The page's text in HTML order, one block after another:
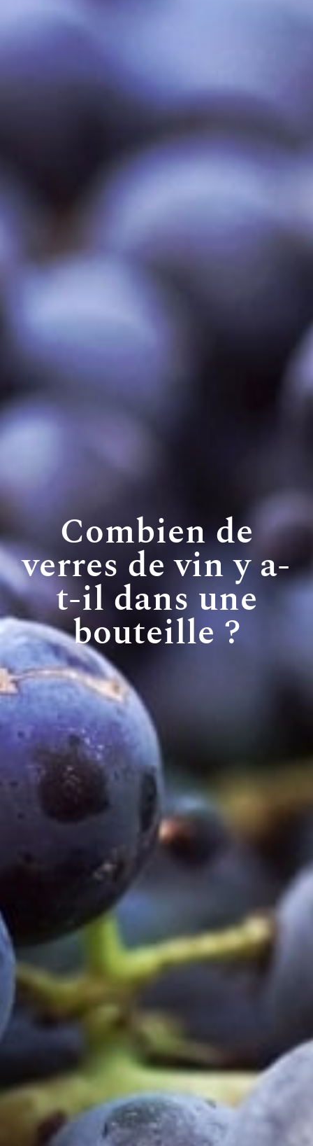
Combien de
verres de vin y a-
t-il dans une
bouteille ?